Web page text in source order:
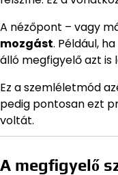
A nézőpont – vagy
mozgást. Például,
álló megfigyelő azt
Ez a szemléletmód
pedig pontosan ezt
voltát.
A megfigyelő